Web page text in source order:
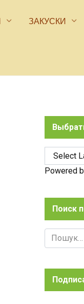
ЗАКУСКИ
Powered
Поиск
Search
for: